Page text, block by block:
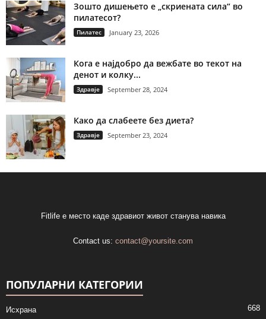
Зошто дишењето е „скриената сила“ во
пилатесот?
Пилатес January 23, 2026
Кога е најдобро да вежбате во текот на
денот и колку...
Здравје September 28, 2024
Како да слабеете без диета?
Здравје September 23, 2024
Fitlife е место каде здравиот живот станува навика
Contact us: contact@yoursite.com
ПОПУЛАРНИ КАТЕГОРИИ
Исхрана 668